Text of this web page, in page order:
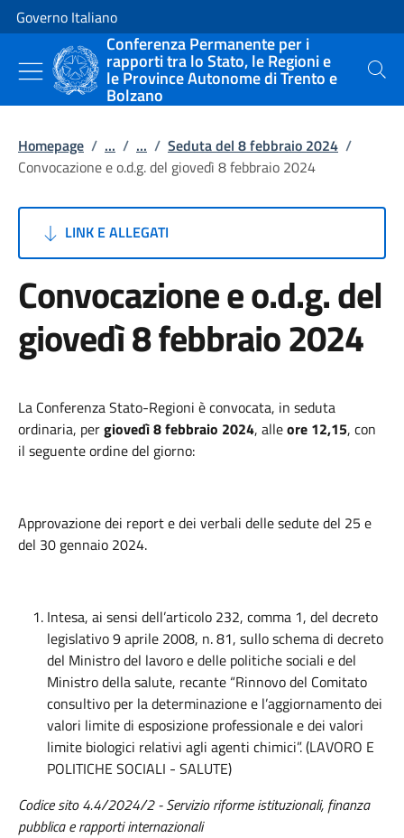
Vai al contenuto
Vai alla navigazione del sito
Governo Italiano
Conferenza Permanente per i
rapporti tra lo Stato, le Regioni e
le Province Autonome di Trento e
Bolzano
Cerca
Homepage / ... / ... / Seduta del 8 febbraio 2024 /
Convocazione e o.d.g. del giovedì 8 febbraio 2024
LINK E ALLEGATI
Convocazione e o.d.g. del
giovedì 8 febbraio 2024
La Conferenza Stato-Regioni è convocata, in seduta
ordinaria, pergiovedì 8 febbraio 2024, alleore 12,15, con
il seguente ordine del giorno:
Approvazione dei report e dei verbali delle sedute del 25 e
del 30 gennaio 2024.
Intesa, ai sensi dell’articolo 232, comma 1, del decreto
legislativo 9 aprile 2008, n. 81, sullo schema di decreto
del Ministro del lavoro e delle politiche sociali e del
Ministro della salute, recante “Rinnovo del Comitato
consultivo per la determinazione e l’aggiornamento dei
valori limite di esposizione professionale e dei valori
limite biologici relativi agli agenti chimici”. (LAVORO E
POLITICHE SOCIALI - SALUTE)
Codice sito 4.4/2024/2 - Servizio riforme istituzionali, finanza
pubblica e rapporti internazionali